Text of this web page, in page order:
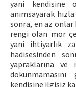
yani kendisine
anımsayarak
sonra, en az onlar
rengi olan mor
yani ihtiyarlık
hadisesinden
yapraklarına ve
kendisine ilgisiz